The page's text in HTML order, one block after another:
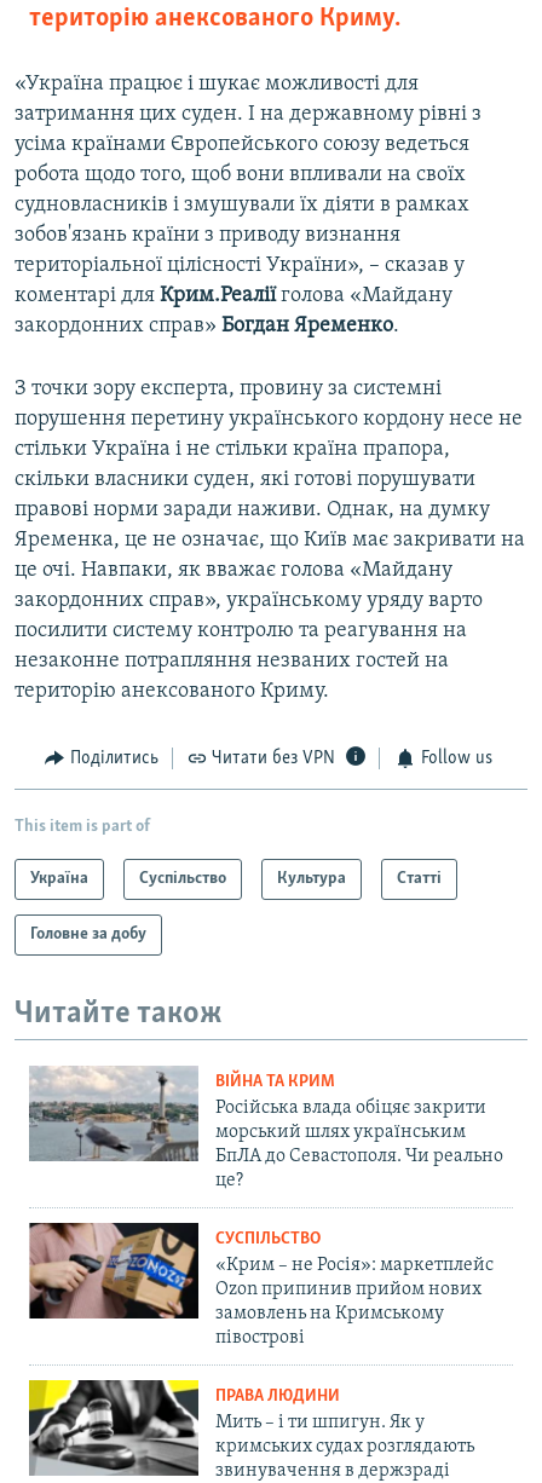
територію анексованого Криму.
«Україна працює і шукає можливості для
затримання цих суден. І на державному рівні з
усіма країнами Європейського союзу ведеться
робота щодо того, щоб вони впливали на своїх
судновласників і змушували їх діяти в рамках
зобов'язань країни з приводу визнання
територіальної цілісності України», – сказав у
коментарі для Крим.Реаліїголова «Майдану
закордонних справ» Богдан Яременко.
З точки зору експерта, провину за системні
порушення перетину українського кордону несе не
стільки Україна і не стільки країна прапора,
скільки власники суден, які готові порушувати
правові норми заради наживи. Однак, на думку
Яременка, це не означає, що Київ має закривати на
це очі. Навпаки, як вважає голова «Майдану
закордонних справ», українському уряду варто
посилити систему контролю та реагування на
незаконне потрапляння незваних гостей на
територію анексованого Криму.
Поділитись Читати без VPN Follow us
This item is part of
Україна Суспільство Культура Статті
Головне за добу
Читайте також
ВІЙНА ТА КРИМ
Російська влада обіцяє закрити
морський шлях українським
БпЛА до Севастополя. Чи реально
це?
СУСПІЛЬСТВО
«Крим – не Росія»: маркетплейс
Ozon припинив прийом нових
замовлень на Кримському
півострові
ПРАВА ЛЮДИНИ
Мить – і ти шпигун. Як у
кримських судах розглядають
звинувачення в держзраді